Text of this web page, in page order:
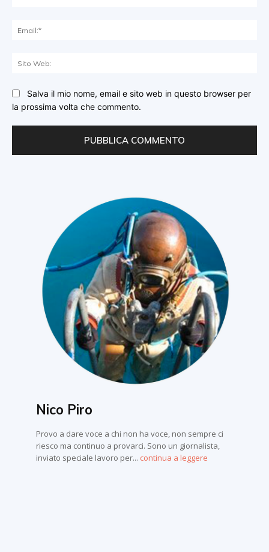
Salva il mio nome, email e sito web in questo browser per
la prossima volta che commento.
Nico Piro
Provo a dare voce a chi non ha voce, non sempre ci
riesco ma continuo a provarci. Sono un giornalista,
inviato speciale lavoro per... continua a leggere